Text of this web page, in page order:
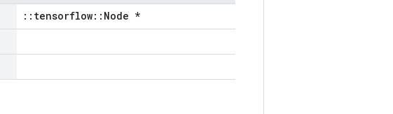
::tensorflow::Node *